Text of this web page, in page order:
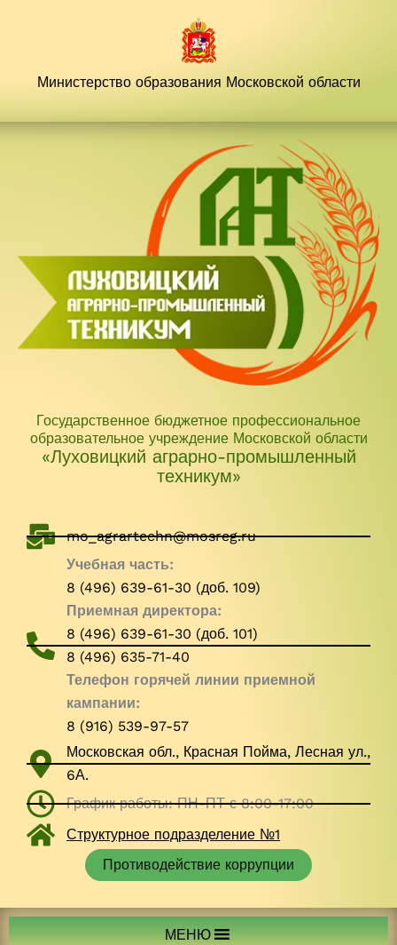
Министерство образования Московской области
Государственное бюджетное профессиональное
образовательное учреждение Московской области
«Луховицкий аграрно-промышленный
техникум»
mo_agrartechn@mosreg.ru
Учебная часть:
8 (496) 639-61-30 (доб. 109)
Приемная директора:
8 (496) 639-61-30 (доб. 101)
8 (496) 635-71-40
Телефон горячей линии приемной
кампании:
8 (916) 539-97-57
Московская обл., Красная Пойма, Лесная ул.,
6А.
График работы: ПН-ПТ с 8:00-17:00
Структурное подразделение №1
Противодействие коррупции
МЕНЮ